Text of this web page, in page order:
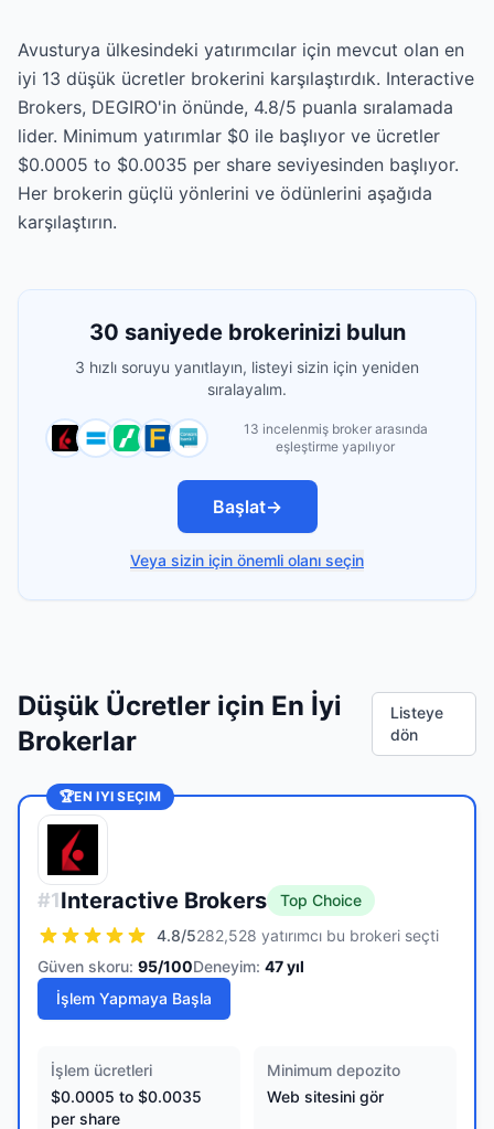
Avusturya ülkesindeki yatırımcılar için mevcut olan en
iyi 13 düşük ücretler brokerini karşılaştırdık. Interactive
Brokers, DEGIRO'in önünde, 4.8/5 puanla sıralamada
lider. Minimum yatırımlar $0 ile başlıyor ve ücretler
$0.0005 to $0.0035 per share seviyesinden başlıyor.
Her brokerin güçlü yönlerini ve ödünlerini aşağıda
karşılaştırın.
30 saniyede brokerinizi bulun
3 hızlı soruyu yanıtlayın, listeyi sizin için yeniden
sıralayalım.
13 incelenmiş broker arasında
eşleştirme yapılıyor
Başlat→
Veya sizin için önemli olanı seçin
Düşük Ücretler için En İyi
Brokerlar
Listeye
dön
🏆EN IYI SEÇIM
#1Interactive Brokers
Top Choice
4.8/5282,528 yatırımcı bu brokeri seçti
Güven skoru: 95/100Deneyim: 47yıl
İşlem Yapmaya Başla
İşlem ücretleri
$0.0005 to $0.0035
per share
Minimum depozito
Web sitesini gör